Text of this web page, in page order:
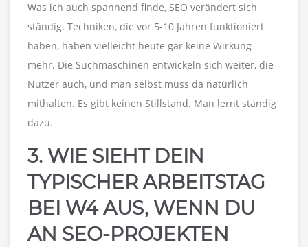
Was ich auch spannend finde, SEO verändert sich
ständig. Techniken, die vor 5-10 Jahren funktioniert
haben, haben vielleicht heute gar keine Wirkung
mehr. Die Suchmaschinen entwickeln sich weiter, die
Nutzer auch, und man selbst muss da natürlich
mithalten. Es gibt keinen Stillstand. Man lernt ständig
dazu.
3. WIE SIEHT DEIN
TYPISCHER ARBEITSTAG
BEI W4 AUS, WENN DU
AN SEO-PROJEKTEN